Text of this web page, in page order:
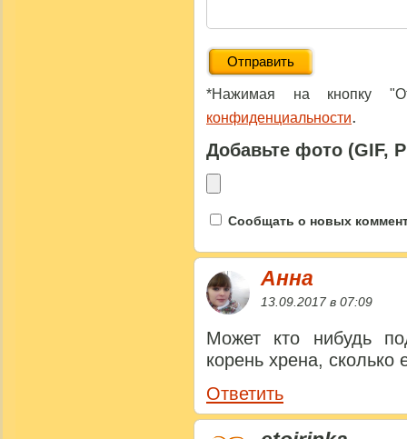
*Нажимая на кнопку
конфиденциальности.
Добавьте фото (GIF,
Сообщать о новых
Анна
13.09.2017 в 07:09
Может кто нибудь
корень хрена, сколько
Ответить